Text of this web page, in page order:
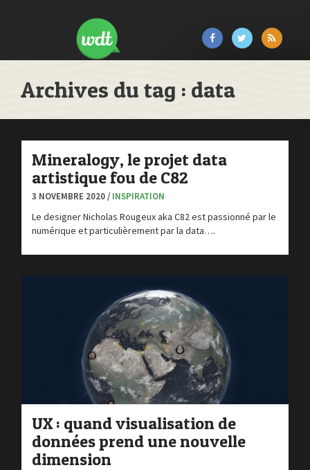
Archives du tag : data
Mineralogy, le projet data
artistique fou de C82
3 NOVEMBRE 2020 / INSPIRATION
Le designer Nicholas Rougeux aka C82 est passionné par le
numérique et particulièrement par la data….
UX : quand visualisation de
données prend une nouvelle
dimension